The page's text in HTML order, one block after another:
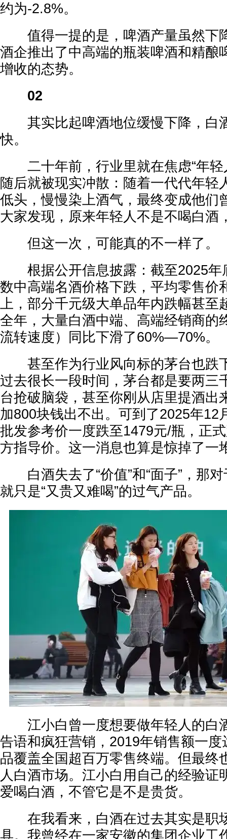
约为-2.8%。
值得一提的是，啤酒产量虽然下
酒企推出了中高端的瓶装啤酒和精酿
增收的态势。
02
其实比起啤酒地位缓慢下降，白
快。
二十年前，行业里就在焦虑“年轻
随后就被现实冲散：随着一代代年轻
低头，慢慢染上酒气，最终变成他们
大家发现，原来年轻人不是不喝白酒
但这一次，可能真的不一样了。
根据公开信息披露：截至2025年
数中高端名酒价格下跌，平均零售价
上，部分千元级大单品年内跌幅甚至
全年，大量白酒中端、高端经销商的
流转速度）同比下滑了60%—70%。
甚至作为行业风向标的茅台也跌
过去很长一段时间，茅台都是要两三
台抢破脑袋，甚至你刚从店里提酒出
加800块钱出不出。可到了2025年12
批发参考价一度跌至1479元/瓶，正
方指导价。这一消息也算是惊掉了一
白酒失去了“价值”和“面子”，那对
就只是“又贵又难喝”的过气产品。
江小白曾一度想要做年轻人的白
告语和疯狂营销，2019年销售额一
品覆盖全国超百万零售终端。但最终
人白酒市场。江小白用自己的经验证
爱喝白酒，不管它是不是贵货。
在我看来，白酒在过去其实是职
具。我曾经在一家安徽的集团企业工